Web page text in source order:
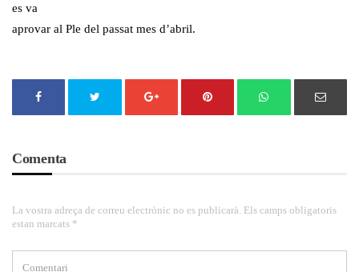
es va
aprovar al Ple del passat mes d’abril.
Comenta
La vostra adreça de correu electrònic no es publicarà. Els camps obligatoris
estan marcats *